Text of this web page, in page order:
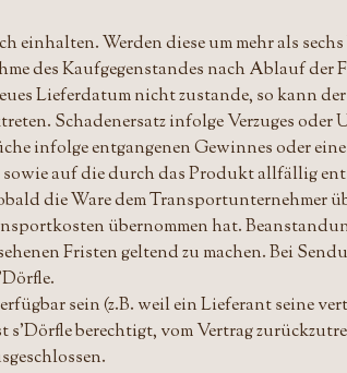
Werden diese um mehr als
des Kaufgegenstandes nach Ablauf
Lieferdatum nicht zustande, so kann
Schadenersatz infolge Verzuges
infolge entgangenen Gewinnes oder
auf die durch das Produkt allfällig
die Ware dem Transportunternehmer
übernommen hat.
Fristen geltend zu machen. Bei
sein (z.B. weil ein Lieferant seine
berechtigt, vom Vertrag